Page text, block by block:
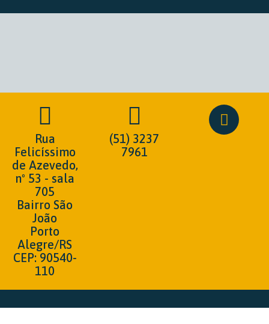
Rua
Felicíssimo
de Azevedo,
nº 53 - sala
705
Bairro São
João
Porto
Alegre/RS
CEP: 90540-
110
(51) 3237
7961